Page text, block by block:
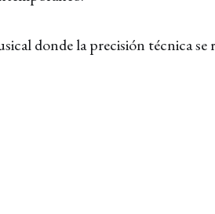
donde la precisión técnica se